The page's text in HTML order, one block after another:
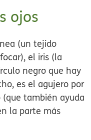
ojos
(un tejido
el iris (la
negro que hay
es el agujero por
también ayuda
la parte más